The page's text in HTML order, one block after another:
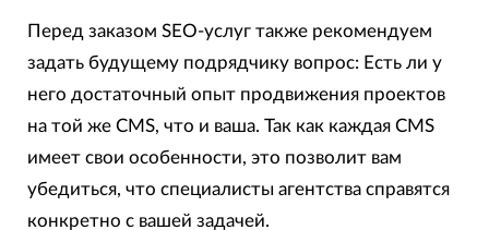
Перед заказом SEO-услуг также рекомендуем
задать будущему подрядчику вопрос: Есть ли у
него достаточный опыт продвижения проектов
на той же CMS, что и ваша. Так как каждая CMS
имеет свои особенности, это позволит вам
убедиться, что специалисты агентства справятся
конкретно с вашей задачей.